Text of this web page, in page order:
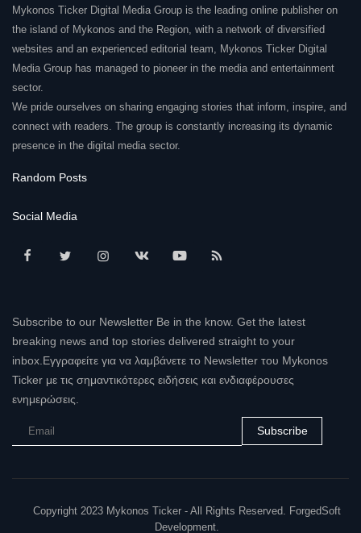
Mykonos Ticker Digital Media Group is the leading online publisher on
the island of Mykonos and the Region, with a network of diversified
websites and an experienced editorial team, Mykonos Ticker Digital
Media Group has managed to pioneer in the media and entertainment
sector.
We pride ourselves on sharing engaging stories that inform, inspire, and
connect with readers. The group is constantly increasing its dynamic
presence in the digital media sector.
Random Posts
Social Media
Subscribe to our Newsletter Be in the know. Get the latest
breaking news and top stories delivered straight to your
inbox.Εγγραφείτε για να λαμβάνετε το Newsletter του Mykonos
Ticker με τις σημαντικότερες ειδήσεις και ενδιαφέρουσες
ενημερώσεις.
Subscribe
Copyright 2023 Mykonos Ticker - All Rights Reserved. ForgedSoft
Development.